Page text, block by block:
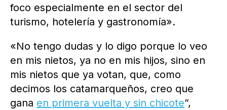
foco especialmente en el sector del
turismo, hotelería y gastronomía».
«No tengo dudas y lo digo porque lo veo
en mis nietos, ya no en mis hijos, sino en
mis nietos que ya votan, que, como
decimos los catamarqueños, creo que
gana en primera vuelta y sin chicote”,